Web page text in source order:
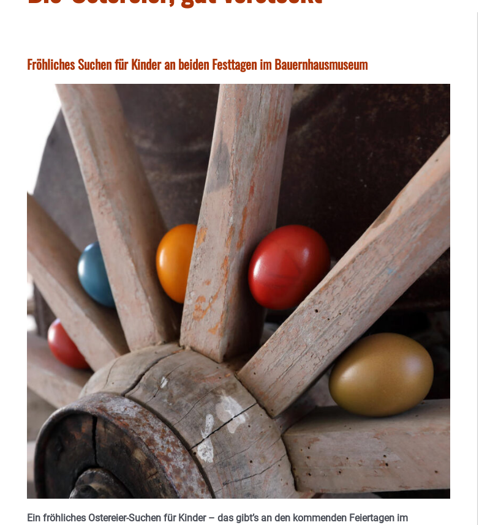
Fröhliches Suchen für Kinder an beiden Festtagen im Bauernhausmuseum
Ein fröhliches Ostereier-Suchen für Kinder – das gibt’s an den kommenden Feiertagen im